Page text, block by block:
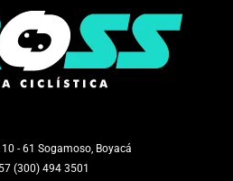
- 61 Sogamoso, Boyacá
(300) 494 3501